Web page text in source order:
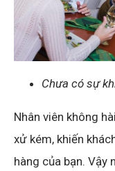
Chưa có sự
Nhân viên không
xử kém, khiến
hàng của bạn. Vậy